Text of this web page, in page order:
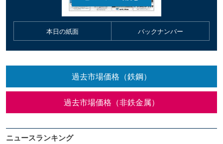
本日の紙面 バックナンバー
過去市場価格（鉄鋼）
過去市場価格（非鉄金属）
ニュースランキング